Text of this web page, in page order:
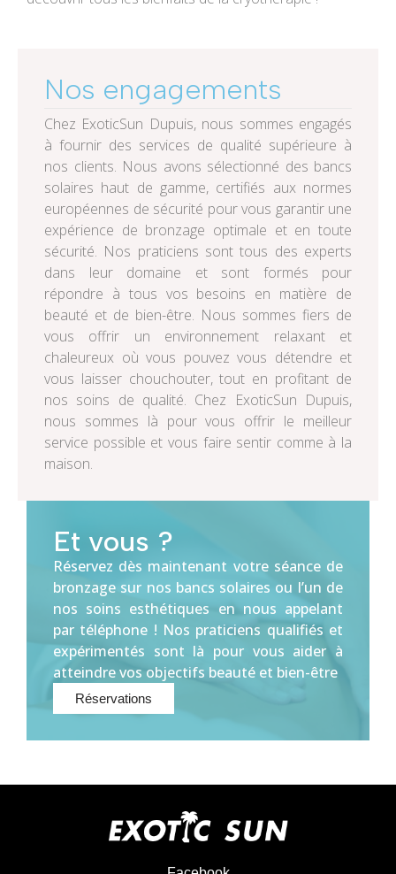
Nos engagements
Chez ExoticSun Dupuis, nous sommes engagés
à fournir des services de qualité supérieure à
nos clients. Nous avons sélectionné des bancs
solaires haut de gamme, certifiés aux normes
européennes de sécurité pour vous garantir une
expérience de bronzage optimale et en toute
sécurité. Nos praticiens sont tous des experts
dans leur domaine et sont formés pour
répondre à tous vos besoins en matière de
beauté et de bien-être. Nous sommes fiers de
vous offrir un environnement relaxant et
chaleureux où vous pouvez vous détendre et
vous laisser chouchouter, tout en profitant de
nos soins de qualité. Chez ExoticSun Dupuis,
nous sommes là pour vous offrir le meilleur
service possible et vous faire sentir comme à la
maison.
Et vous ?
Réservez dès maintenant votre séance de
bronzage sur nos bancs solaires ou l’un de
nos soins esthétiques en nous appelant
par téléphone ! Nos praticiens qualifiés et
expérimentés sont là pour vous aider à
atteindre vos objectifs beauté et bien-être
Réservations